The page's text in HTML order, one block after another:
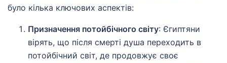
було кілька ключових аспектів:
Призначення потойбічного світу: Єгиптяни
вірять, що після смерті душа переходить в
потойбічний світ, де продовжує своє